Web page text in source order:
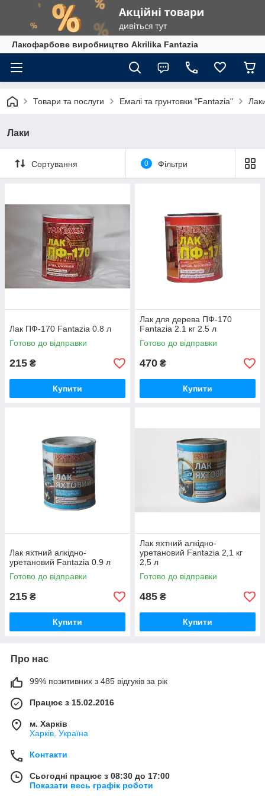
Лакофарбове виробництво Akrilika Fantazia
Товари та послуги Емалі та грунтовки "Fantazia"
Лаки
Сортування 0 Фільтри
Лак ПФ-170 Fantazia 0.8 л
Готово до відправки
215 ₴
Купити
Лак для дерева ПФ-170
Fantazia 2.1 кг 2.5 л
Готово до відправки
470 ₴
Купити
Лак яхтний алкідно-
уретановий Fantazia 0.9 л
Готово до відправки
215 ₴
Купити
Лак яхтний алкідно-
уретановий Fantazia 2,1 кг
2,5 л
Готово до відправки
485 ₴
Купити
Про нас
99% позитивних з 485 відгуків за рік
Працює з 15.02.2016
м. Харків
Харків, Україна
Контакти
Сьогодні працює з 08:30 до 17:00
Показати весь графік роботи